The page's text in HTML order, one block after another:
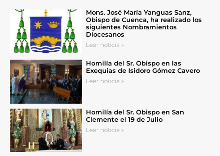
Mons. José María Yanguas Sanz,
Obispo de Cuenca, ha realizado los
siguientes Nombramientos
Diocesanos
Leer noticia »
Homilía del Sr. Obispo en las
Exequias de Isidoro Gómez Cavero
Leer noticia »
Homilía del Sr. Obispo en San
Clemente el 19 de Julio
Leer noticia »